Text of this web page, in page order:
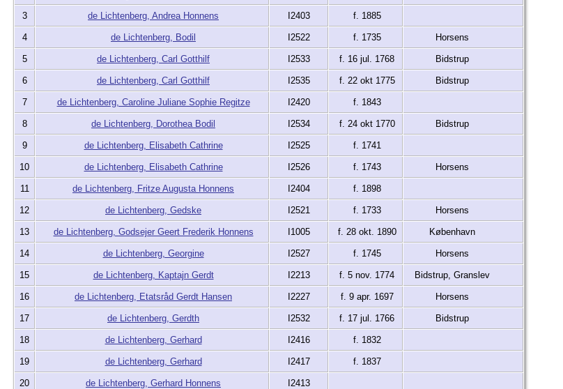
3 de Lichtenberg, Andrea Honnens I2403 f. 1885
4 de Lichtenberg, Bodil I2522 f. 1735 Horsens
5 de Lichtenberg, Carl Gotthilf I2533 f. 16 jul. 1768 Bidstrup
6 de Lichtenberg, Carl Gotthilf I2535 f. 22 okt 1775 Bidstrup
7 de Lichtenberg, Caroline Juliane Sophie Regitze I2420 f. 1843
8 de Lichtenberg, Dorothea Bodil I2534 f. 24 okt 1770 Bidstrup
9 de Lichtenberg, Elisabeth Cathrine I2525 f. 1741
10 de Lichtenberg, Elisabeth Cathrine I2526 f. 1743 Horsens
11 de Lichtenberg, Fritze Augusta Honnens I2404 f. 1898
12 de Lichtenberg, Gedske I2521 f. 1733 Horsens
13 de Lichtenberg, Godsejer Geert Frederik Honnens I1005 f. 28 okt. 1890 København
14 de Lichtenberg, Georgine I2527 f. 1745 Horsens
15 de Lichtenberg, Kaptajn Gerdt I2213 f. 5 nov. 1774 Bidstrup, Granslev
16 de Lichtenberg, Etatsråd Gerdt Hansen I2227 f. 9 apr. 1697 Horsens
17 de Lichtenberg, Gerdth I2532 f. 17 jul. 1766 Bidstrup
18 de Lichtenberg, Gerhard I2416 f. 1832
19 de Lichtenberg, Gerhard I2417 f. 1837
20 de Lichtenberg, Gerhard Honnens I2413